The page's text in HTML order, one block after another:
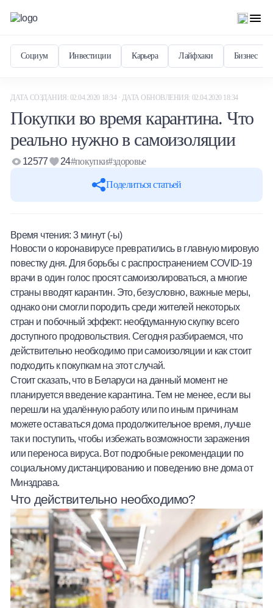
Социум Инвестиции Карьера Лайфхаки Бизнес
Халва
Онлайн-обменник
Премиальный сервис Prime Line
Мобильный банк MOBY
Потребительский кредит
Карта КАКТУС
Продукты для Бизнеса
ДАТА СОЗДАНИЯ: 02.04.2020 18:34 · ДАТА ОБНОВЛЕНИЯ: 02.04.2020 18:34
Покупки во время карантина. Что
реально нужно в самоизоляции
Поделиться статьей
12577 24#покупки#здоровье
Время чтения:3 минут (-ы)
Новости о коронавирусе превратились в главную мировую
повестку дня. Для борьбы с распространением COVID-19
врачи в один голос просят самоизолироваться, а многие
страны вводят карантин. Это, безусловно, важные меры,
однако они смогли породить среди жителей некоторых
стран и побочный эффект: необдуманную скупку всего
доступного продовольствия. Сегодня разбираемся, что
действительно необходимо при самоизоляции и как стоит
подходить к покупкам на этот случай.
Стоит сказать, что в Беларуси на данный момент не
планируется введение карантина. Тем не менее, если вы
перешли на удалённую работу или по иным причинам
можете оставаться дома продолжительное время, лучше
так и поступить, чтобы избежать возможности заражения
или переноса вируса. Вот подробныерекомендации по
социальному дистанцированию и поведению вне дома от
Минздрава.
Что действительно необходимо?